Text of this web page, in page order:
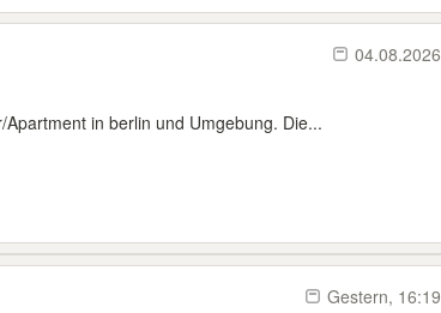
04.08.2026
in berlin und Umgebung. Die...
Gestern, 16:19